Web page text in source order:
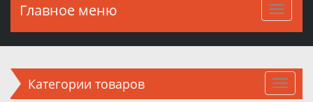
Главное меню
Категории товаров